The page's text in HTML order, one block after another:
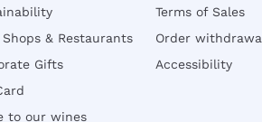
& Restaurants
Gifts
to our wines
Terms of Sales
Order
Accessibility